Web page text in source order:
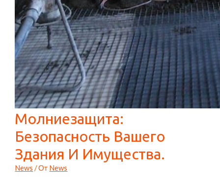
Молниезащита:
Безопасность Вашего
Здания И Имущества.
News / От News